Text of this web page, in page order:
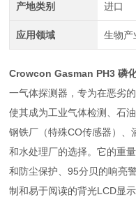
产地类别 进口
应用领域 生物产
Crowcon Gasman PH3 磷
一气体探测器，专为在恶劣
使其成为工业气体检测、石
钢铁厂（特殊CO传感器）、
和水处理厂的选择。它的重
和防尘保护、95分贝的响亮
制和易于阅读的背光LCD显